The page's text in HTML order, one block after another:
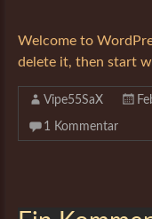
Sandra
Penirschke
Visagistin
Make-
Welcome to
delete it, then start
Vipe55SaX
1 Kommentar